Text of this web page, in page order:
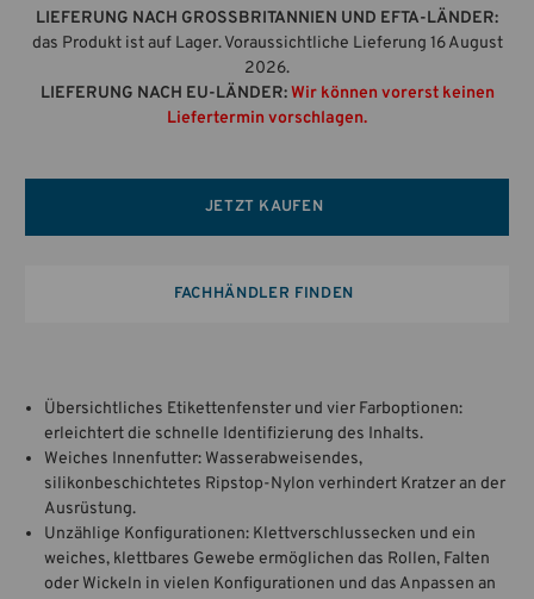
LIEFERUNG NACH GROSSBRITANNIEN UND EFTA-LÄNDER:
das Produkt ist auf Lager. Voraussichtliche Lieferung 16 August
2026.
LIEFERUNG NACH EU-LÄNDER:Wir können vorerst keinen
Liefertermin vorschlagen.
JETZT KAUFEN
FACHHÄNDLER FINDEN
Übersichtliches Etikettenfenster und vier Farboptionen:
erleichtert die schnelle Identifizierung des Inhalts.
Weiches Innenfutter: Wasserabweisendes,
silikonbeschichtetes Ripstop-Nylon verhindert Kratzer an der
Ausrüstung.
Unzählige Konfigurationen: Klettverschlussecken und ein
weiches, klettbares Gewebe ermöglichen das Rollen, Falten
oder Wickeln in vielen Konfigurationen und das Anpassen an